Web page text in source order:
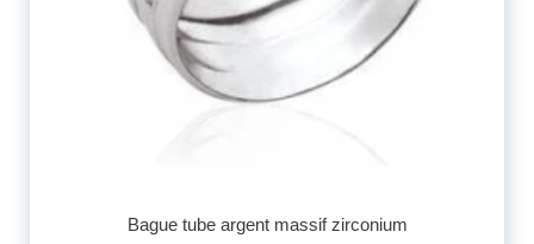
Bague tube argent massif zirconium